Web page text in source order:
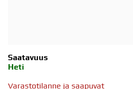
Saatavuus
Heti
Varastotilanne ja saapuvat